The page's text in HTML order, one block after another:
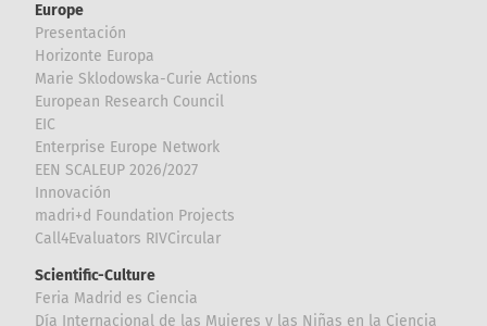
Europe
Presentación
Horizonte Europa
Marie Sklodowska-Curie Actions
European Research Council
EIC
Enterprise Europe Network
EEN SCALEUP 2026/2027
Innovación
madri+d Foundation Projects
Call4Evaluators RIVCircular
Scientific-Culture
Feria Madrid es Ciencia
Día Internacional de las Mujeres y las Niñas en la Ciencia